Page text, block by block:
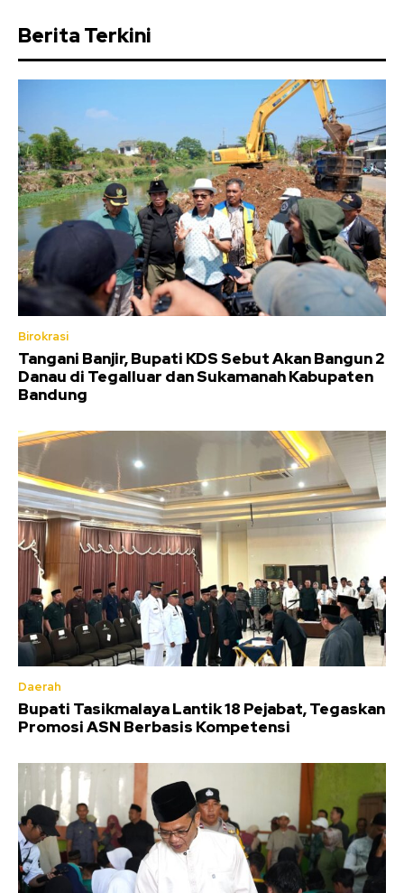
Berita Terkini
Birokrasi
Tangani Banjir, Bupati KDS Sebut Akan Bangun 2
Danau di Tegalluar dan Sukamanah Kabupaten
Bandung
Daerah
Bupati Tasikmalaya Lantik 18 Pejabat, Tegaskan
Promosi ASN Berbasis Kompetensi